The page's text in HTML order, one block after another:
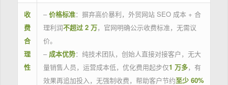
收
费
合
理
性
– 价格标准：摒弃高价暴利，外贸网站 SEO 成本 + 合
理利润不超过 2 万，官网明确公示收费标准，无需议
价。
– 成本优势：纯技术团队，创始人直接对接客户，无大
量销售人员，运营成本低，优化费用起步仅1 万多，有
效果再追加投入，无强制收费，帮助客户节约至少 60%